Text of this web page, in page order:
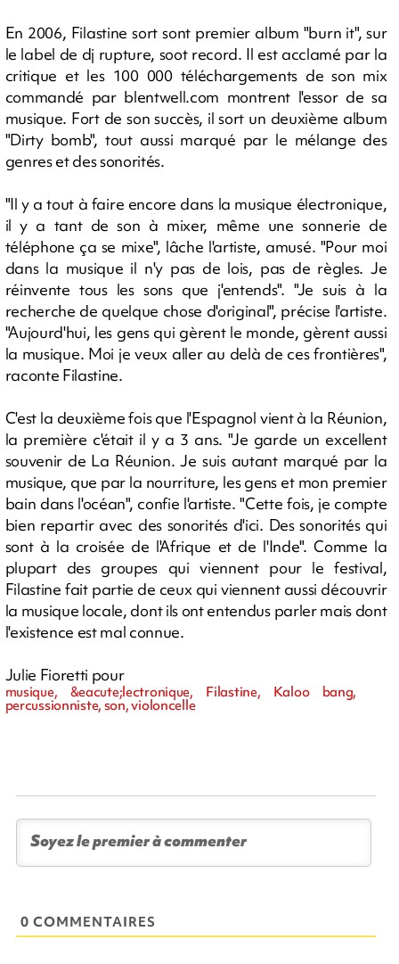
En 2006, Filastine sort sont premier album "burn it", sur
le label de dj rupture, soot record. Il est acclamé par la
critique et les 100 000 téléchargements de son mix
commandé par blentwell.com montrent l'essor de sa
musique. Fort de son succès, il sort un deuxième album
"Dirty bomb", tout aussi marqué par le mélange des
genres et des sonorités.
"Il y a tout à faire encore dans la musique électronique,
il y a tant de son à mixer, même une sonnerie de
téléphone ça se mixe", lâche l'artiste, amusé. "Pour moi
dans la musique il n'y pas de lois, pas de règles. Je
réinvente tous les sons que j'entends". "Je suis à la
recherche de quelque chose d'original", précise l'artiste.
"Aujourd'hui, les gens qui gèrent le monde, gèrent aussi
la musique. Moi je veux aller au delà de ces frontières",
raconte Filastine.
C'est la deuxième fois que l'Espagnol vient à la Réunion,
la première c'était il y a 3 ans. "Je garde un excellent
souvenir de La Réunion. Je suis autant marqué par la
musique, que par la nourriture, les gens et mon premier
bain dans l'océan", confie l'artiste. "Cette fois, je compte
bien repartir avec des sonorités d'ici. Des sonorités qui
sont à la croisée de l'Afrique et de l'Inde". Comme la
plupart des groupes qui viennent pour le festival,
Filastine fait partie de ceux qui viennent aussi découvrir
la musique locale, dont ils ont entendus parler mais dont
l'existence est mal connue.
Julie Fioretti pour
musique, &eacute;lectronique, Filastine, Kaloo bang,
percussionniste, son, violoncelle
0 COMMENTAIRES